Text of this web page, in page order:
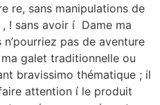
re, sans manipulations de
! sans avoir í Dame ma
n’pourriez pas de aventure
galet traditionnelle ou
bravissimo thématique ; il
attention í le produit